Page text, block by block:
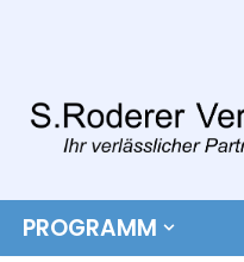
Inhalt
springen
PROGRAMM